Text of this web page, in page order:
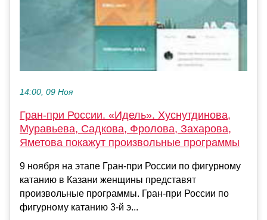
14:00, 09 Ноя
Гран-при России. «Идель». Хуснутдинова,
Муравьева, Садкова, Фролова, Захарова,
Яметова покажут произвольные программы
9 ноября на этапе Гран-при России по фигурному
катанию в Казани женщины представят
произвольные программы. Гран-при России по
фигурному катанию 3-й э...